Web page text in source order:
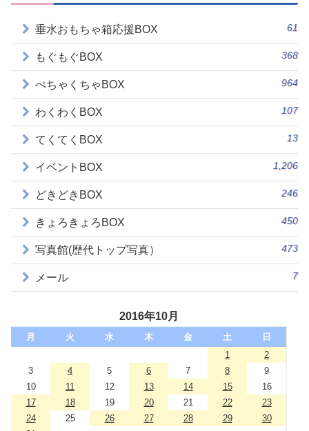
垂水おもちゃ箱応援BOX 61
もぐもぐBOX 368
ぺちゃくちゃBOX 964
わくわくBOX 107
てくてくBOX 13
イベントBOX 1,206
どきどきBOX 246
きょろきょろBOX 450
写真館(歴代トップ写真） 473
メール 7
2016年10月
月 火 水 木 金 土
日
1
2
3
4 5 6 7 8
9
10
11 12 13 14 15
16
17
18 19 20 21 22
23
24
25 26 27 28 29
30